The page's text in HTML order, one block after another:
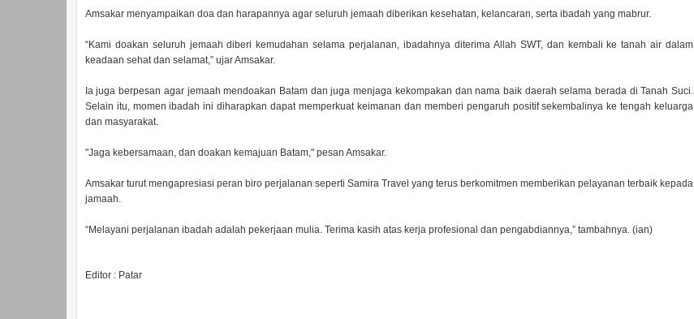
Amsakar menyampaikan doa dan harapannya agar seluruh jemaah diberikan kesehatan, kelancaran, serta ibadah yang mabrur.
“Kami doakan seluruh jemaah diberi kemudahan selama perjalanan, ibadahnya diterima Allah SWT, dan kembali ke tanah air dalam
keadaan sehat dan selamat,” ujar Amsakar.
Ia juga berpesan agar jemaah mendoakan Batam dan juga menjaga kekompakan dan nama baik daerah selama berada di Tanah Suci.
Selain itu, momen ibadah ini diharapkan dapat memperkuat keimanan dan memberi pengaruh positif sekembalinya ke tengah keluarga
dan masyarakat.
"Jaga kebersamaan, dan doakan kemajuan Batam," pesan Amsakar.
Amsakar turut mengapresiasi peran biro perjalanan seperti Samira Travel yang terus berkomitmen memberikan pelayanan terbaik kepada
jamaah.
“Melayani perjalanan ibadah adalah pekerjaan mulia. Terima kasih atas kerja profesional dan pengabdiannya,” tambahnya. (ian)
Editor : Patar